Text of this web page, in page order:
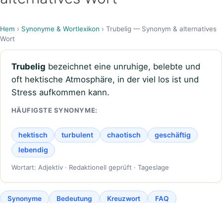
Hem › Synonyme & Wortlexikon › Trubelig — Synonym & alternatives
Wort
Trubelig bezeichnet eine unruhige, belebte und
oft hektische Atmosphäre, in der viel los ist und
Stress aufkommen kann.
HÄUFIGSTE SYNONYME:
hektisch turbulent chaotisch
geschäftig
lebendig
Wortart: Adjektiv · Redaktionell geprüft · Tageslage
Synonyme Bedeutung Kreuzwort FAQ